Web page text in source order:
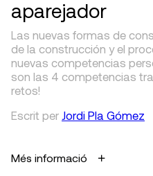
aparejador
Las nuevas formas de
de la construcción y el
nuevas competencias
son las 4 competencias
retos!
Escrit per Jordi Pla Gómez
Més informació